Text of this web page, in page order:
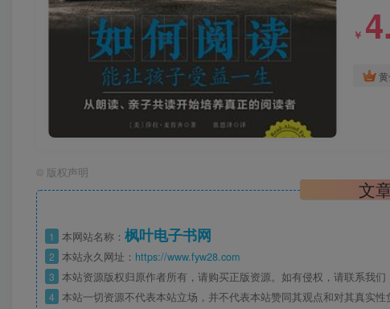
￥
© 版权声明
文
1 本网站名称： 枫叶电子书网
2 本站永久网址： https://www.fyw28.com
3 本站资源版权归原作者所有，请购买正版资源。如有侵权，请联系我们
4 本站一切资源不代表本站立场，并不代表本站赞同其观点和对其真实性